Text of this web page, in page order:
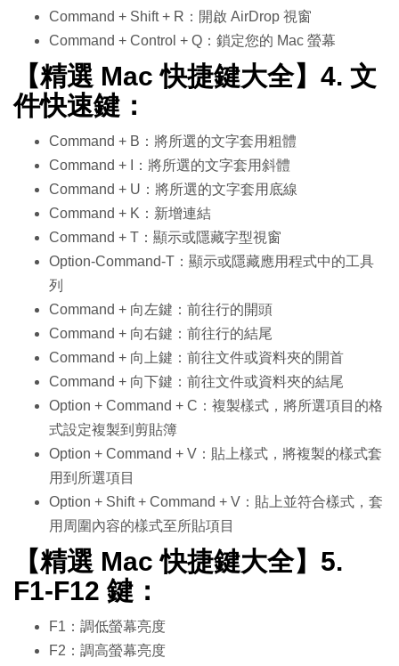
Command + Shift + R：開啟 AirDrop 視窗
Command + Control + Q：鎖定您的 Mac 螢幕
【精選 Mac 快捷鍵大全】4. 文
件快速鍵：
Command + B：將所選的文字套用粗體
Command + I：將所選的文字套用斜體
Command + U：將所選的文字套用底線
Command + K：新增連結
Command + T：顯示或隱藏字型視窗
Option-Command-T：顯示或隱藏應用程式中的工具
列
Command + 向左鍵：前往行的開頭
Command + 向右鍵：前往行的結尾
Command + 向上鍵：前往文件或資料夾的開首
Command + 向下鍵：前往文件或資料夾的結尾
Option + Command + C：複製樣式，將所選項目的格
式設定複製到剪貼簿
Option + Command + V：貼上樣式，將複製的樣式套
用到所選項目
Option + Shift + Command + V：貼上並符合樣式，套
用周圍內容的樣式至所貼項目
【精選 Mac 快捷鍵大全】5.
F1-F12 鍵：
F1：調低螢幕亮度
F2：調高螢幕亮度